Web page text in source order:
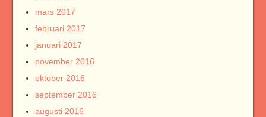
mars 2017
februari 2017
januari 2017
november 2016
oktober 2016
september 2016
augusti 2016